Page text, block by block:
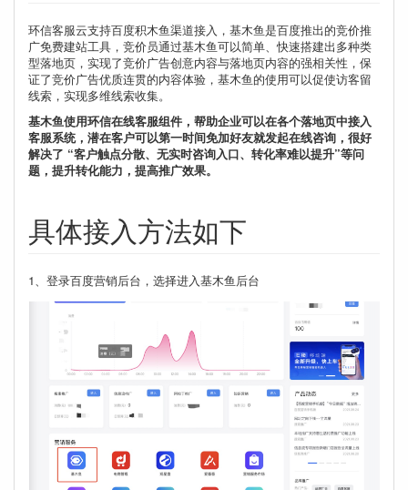
环信客服云支持百度积木鱼渠道接入，基木鱼是百度推出的竞价推
广免费建站工具，竞价员通过基木鱼可以简单、快速搭建出多种类
型落地页，实现了竞价广告创意内容与落地页内容的强相关性，保
证了竞价广告优质连贯的内容体验，基木鱼的使用可以促使访客留
线索，实现多维线索收集。
基木鱼使用环信在线客服组件，帮助企业可以在各个落地页中接入
客服系统，潜在客户可以第一时间免加好友就发起在线咨询，很好
解决了 “客户触点分散、无实时咨询入口、转化率难以提升”等问
题，提升转化能力，提高推广效果。
具体接入方法如下
1、登录百度营销后台，选择进入基木鱼后台